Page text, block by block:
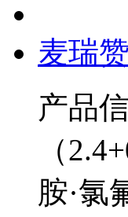
麦瑞
产品
（
胺·氯